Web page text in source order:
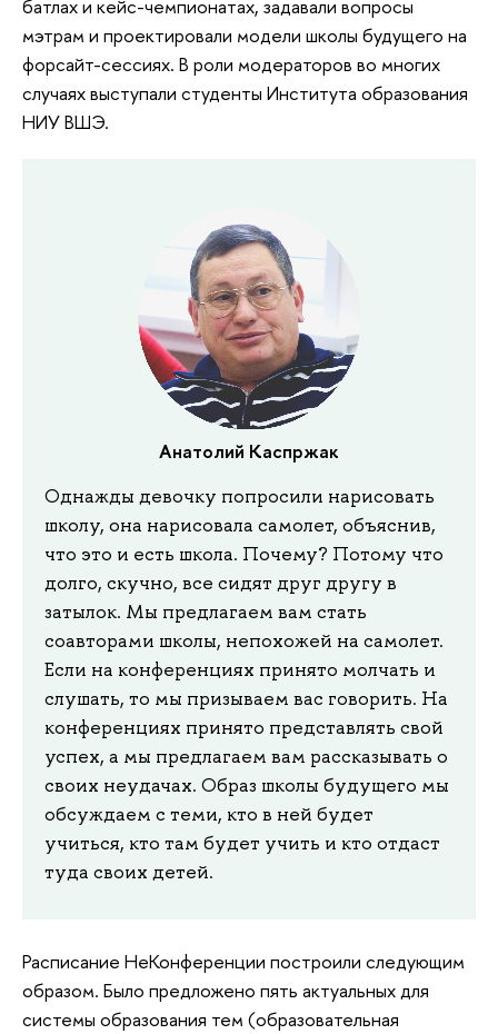
батлах и кейс-чемпионатах, задавали вопросы
мэтрам и проектировали модели школы будущего на
форсайт-сессиях. В роли модераторов во многих
случаях выступали студенты Института образования
НИУ ВШЭ.
Анатолий Каспржак
Однажды девочку попросили нарисовать
школу, она нарисовала самолет, объяснив,
что это и есть школа. Почему? Потому что
долго, скучно, все сидят друг другу в
затылок. Мы предлагаем вам стать
соавторами школы, непохожей на самолет.
Если на конференциях принято молчать и
слушать, то мы призываем вас говорить. На
конференциях принято представлять свой
успех, а мы предлагаем вам рассказывать о
своих неудачах. Образ школы будущего мы
обсуждаем с теми, кто в ней будет
учиться, кто там будет учить и кто отдаст
туда своих детей.
Расписание НеКонференции построили следующим
образом. Было предложено пять актуальных для
системы образования тем (образовательная